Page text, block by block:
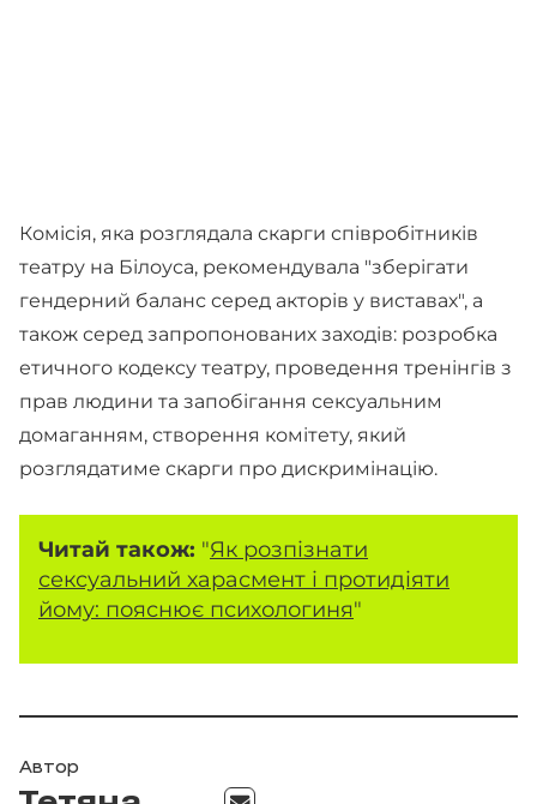
Комісія, яка розглядала скарги співробітників
театру на Білоуса, рекомендувала "зберігати
гендерний баланс серед акторів у виставах", а
також серед запропонованих заходів: розробка
етичного кодексу театру, проведення тренінгів з
прав людини та запобігання сексуальним
домаганням, створення комітету, який
розглядатиме скарги про дискримінацію.
Читай також: "Як розпізнати
сексуальний харасмент і протидіяти
йому: пояснює психологиня"
Автор